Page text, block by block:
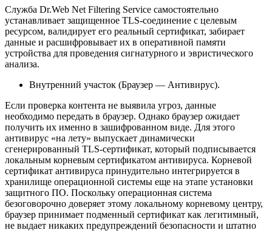
Служба Dr.Web Net Filtering Service самостоятельно
устанавливает защищенное TLS-соединение с целевым
ресурсом, валидирует его реальный сертификат, забирает
данные и расшифровывает их в оперативной памяти
устройства для проведения сигнатурного и эвристического
анализа.
Внутренний участок (Браузер — Антивирус).
Если проверка контента не выявила угроз, данные
необходимо передать в браузер. Однако браузер ожидает
получить их именно в зашифрованном виде. Для этого
антивирус «на лету» выпускает динамически
сгенерированный TLS-сертификат, который подписывается
локальным корневым сертификатом антивируса. Корневой
сертификат антивируса принудительно интегрируется в
хранилище операционной системы еще на этапе установки
защитного ПО. Поскольку операционная система
безоговорочно доверяет этому локальному корневому центру,
браузер принимает подменный сертификат как легитимный,
не выдает никаких предупреждений безопасности и штатно